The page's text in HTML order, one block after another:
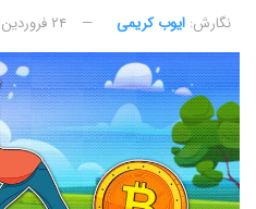
نگارش:‌ ایوب کریمی ۲۴ فروردین ۱۴۰۱ - ۱۶:۵۵